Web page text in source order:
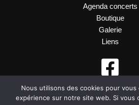
Agenda concerts
Boutique
Galerie
Liens
Nous utilisons des cookies pour vous
expérience sur notre site web. Si vous